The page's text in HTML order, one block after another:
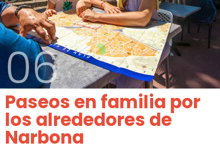
06
Paseos en familia por
los alrededores de
Narbona